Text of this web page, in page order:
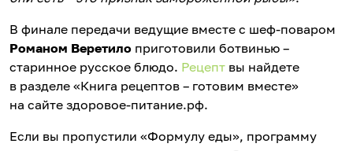
В финале передачи ведущие вместе с шеф-поваром
Романом Веретило приготовили ботвинью –
старинное русское блюдо. Рецепт вы найдете
в разделе «Книга рецептов – готовим вместе»
на сайте здоровое-питание.рф.
Если вы пропустили «Формулу еды», программу